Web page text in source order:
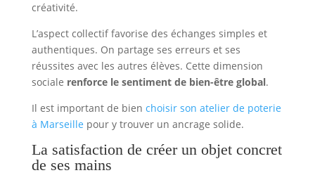
créativité.
L’aspect collectif favorise des échanges simples et
authentiques. On partage ses erreurs et ses
réussites avec les autres élèves. Cette dimension
sociale renforce le sentiment de bien-être global.
Il est important de bien choisir son atelier de poterie
à Marseille pour y trouver un ancrage solide.
La satisfaction de créer un objet concret
de ses mains